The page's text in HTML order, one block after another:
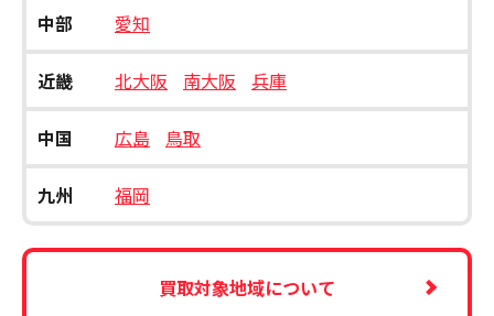
中部 愛知
近畿 北大阪 南大阪 兵庫
中国 広島 鳥取
九州 福岡
買取対象地域について